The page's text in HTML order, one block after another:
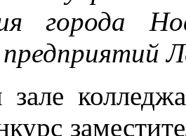
города